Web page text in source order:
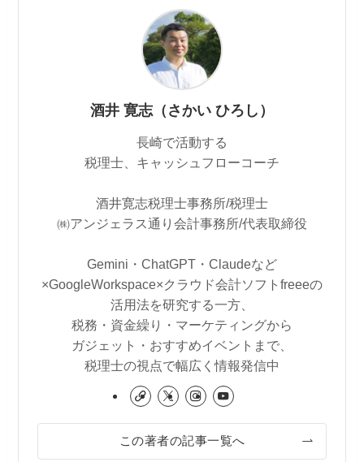
酒井 寛志（さかい ひろし）
長崎で活動する
税理士、キャッシュフローコーチ
酒井寛志税理士事務所/税理士
㈱アンジェラス通り会計事務所/代表取締役
Gemini・ChatGPT・Claudeなど
×GoogleWorkspace×クラウド会計ソフトfreeeの
活用法を研究する一方、
税務・資金繰り・マーケティングから
ガジェット・おすすめイベントまで、
税理士の視点で幅広く情報発信中
この著者の記事一覧へ